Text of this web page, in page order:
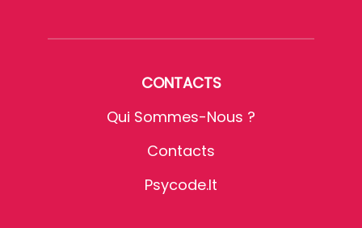
CONTACTS
Qui Sommes-Nous ?
Contacts
Psycode.it